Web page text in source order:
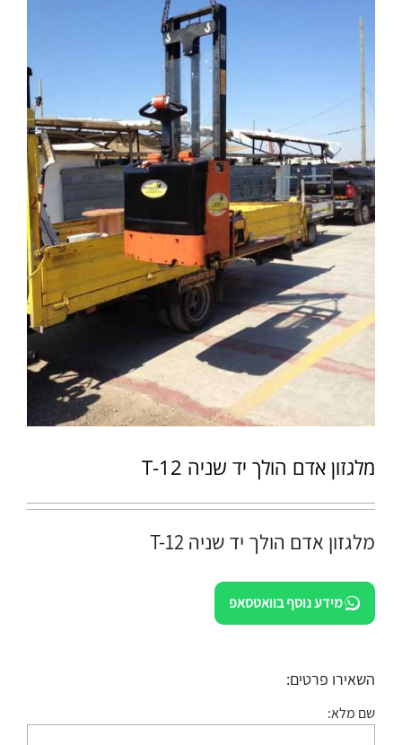
מלגזון אדם הולך יד שניה T-12
מלגזון אדם הולך יד שניה T-12
מידע נוסף בוואטסאפ
השאירו פרטים:
שם מלא: